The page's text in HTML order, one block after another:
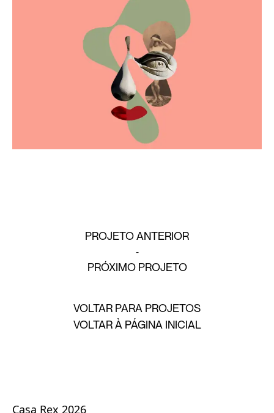
PROJETO ANTERIOR
PRÓXIMO PROJETO
VOLTAR PARA PROJETOS
VOLTAR À PÁGINA INICIAL
Casa Rex 2026